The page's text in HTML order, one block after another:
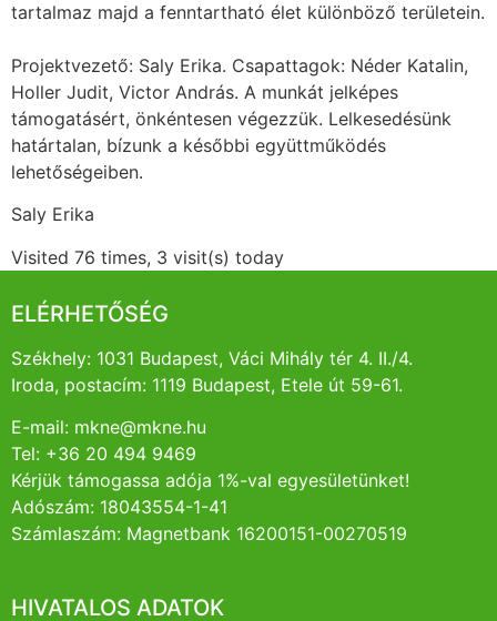
tartalmaz majd a fenntartható élet különböző területein.
Projektvezető: Saly Erika. Csapattagok: Néder Katalin,
Holler Judit, Victor András. A munkát jelképes
támogatásért, önkéntesen végezzük. Lelkesedésünk
határtalan, bízunk a későbbi együttműködés
lehetőségeiben.
Saly Erika
Visited 76 times, 3 visit(s) today
ELÉRHETŐSÉG
Székhely: 1031 Budapest, Váci Mihály tér 4. II./4.
Iroda, postacím: 1119 Budapest, Etele út 59-61.
E-mail: mkne@mkne.hu
Tel: +36 20 494 9469
Kérjük támogassa adója 1%-val egyesületünket!
Adószám: 18043554-1-41
Számlaszám: Magnetbank 16200151-00270519
HIVATALOS ADATOK